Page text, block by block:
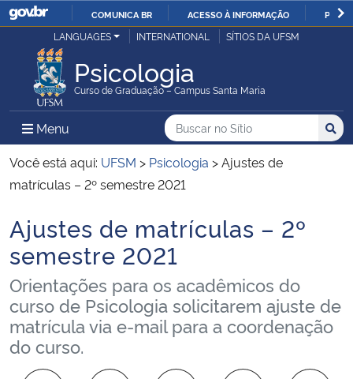
IR
O
COMUNICA BR ACESSO À INFORMAÇÃO
Ministério da Justiça e Segurança Pública
Ministério da Defesa
Ministério das Relações Exteriores
Ministério da Infraestrutura
Ministério da Agricultura, Pecuária e Abastecimento
Ministério da Educação
Ministério da Cidadania
LANGUAGES INTERNATIONAL SÍTIOS DA UFSM
Psicologia
Curso de Graduação – Campus Santa Maria
Menu Menu Principal do Sítio
Busca
Buscar no no Sítio
Busca:
Você está aqui: UFSM > Psicologia >Ajustes de
matrículas – 2º semestre 2021
Início do conteúdo
Ajustes de matrículas – 2º
semestre 2021
Orientações para os acadêmicos do
curso de Psicologia solicitarem ajuste de
matrícula via e-mail para a coordenação
do curso.